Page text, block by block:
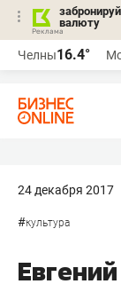
забронируй
валюту
Челны16.4°
24 декабря 2017
#культура